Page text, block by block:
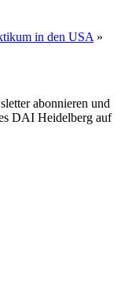
in den USA »
abonnieren und
DAI Heidelberg auf